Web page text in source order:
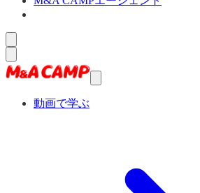
動画で学ぶ